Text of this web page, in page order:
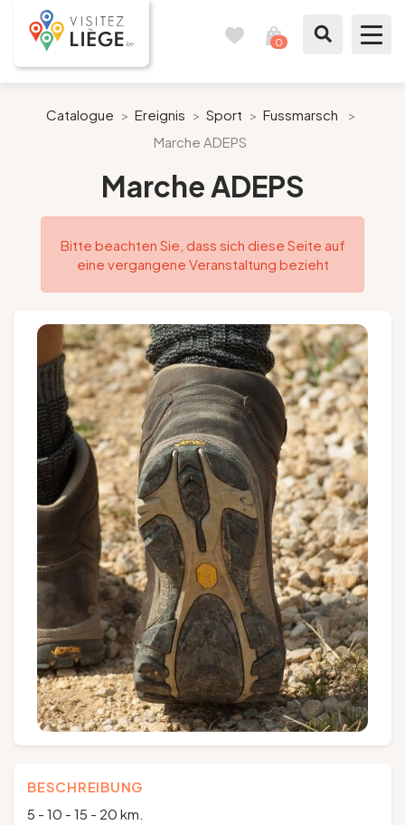
0
Wie ein Bürger von Lüttich
Meinen Aufenthalt vorbereiten
Unsere Vorschläge
Stadt Lüttich
Agenda
Folgen Sie uns
Presse
Gruppen und Reiseveranstalter
EN NL DE
Catalogue > Ereignis > Sport > Fussmarsch
>
Marche ADEPS
Marche ADEPS
Bitte beachten Sie, dass sich diese Seite auf
eine vergangene Veranstaltung bezieht
BESCHREIBUNG
5 - 10 - 15 - 20 km.